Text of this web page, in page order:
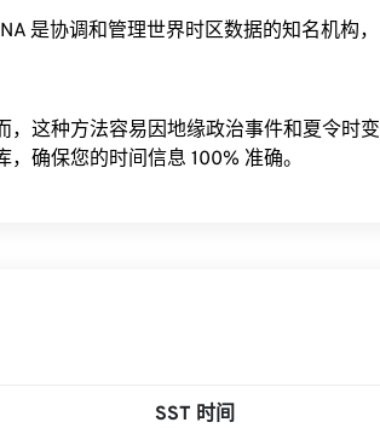
是协调和管理世界时区数据的知名机构，
这种方法容易因地缘政治事件和夏令时变
确保您的时间信息 100% 准确。
SST 时间